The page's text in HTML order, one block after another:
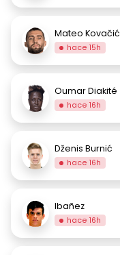
Mateo Kovačić
hace 15h
Oumar Diakité
hace 16h
Dženis Burnić
hace 16h
Ibañez
hace 16h